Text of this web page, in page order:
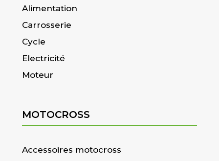
Alimentation
Carrosserie
Cycle
Electricité
Moteur
MOTOCROSS
Accessoires motocross